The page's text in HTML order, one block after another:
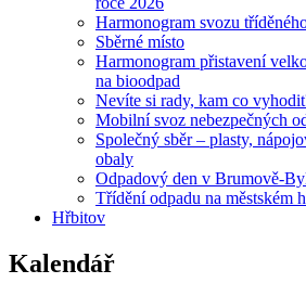
Harmonogram svozu
Sběrné místo
Harmonogram přistavení
na bioodpad
Nevíte si rady, kam co
Mobilní svoz nebezpečných
Společný sběr – plasty,
obaly
Odpadový den v Brumově-
Třídění odpadu na městském
Hřbitov
Kalendář